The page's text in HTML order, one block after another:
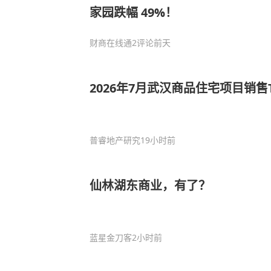
家园跌幅 49%！
财商在线通2评论前天
2026年7月武汉商品住宅项目销
普睿地产研究19小时前
仙林湖东商业，有了？
蓝星金刀客2小时前